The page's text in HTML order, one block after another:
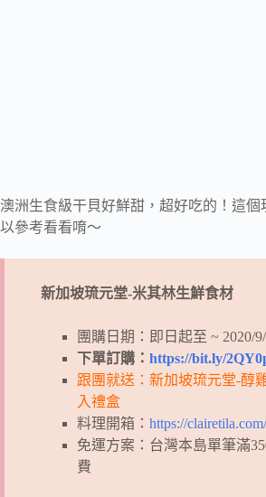
澳洲生食級干貝好鮮甜，超好吃的！這個
以參考看看唷～
新加坡琉元堂-米其林生鮮食材
團購日期：即日起至 ~ 2020/
下單訂購： https://bit.ly/
跟團就送：新加坡琉元堂-醇
入禮盒
料理開箱： https://
免運方案：台灣本島單筆滿
費